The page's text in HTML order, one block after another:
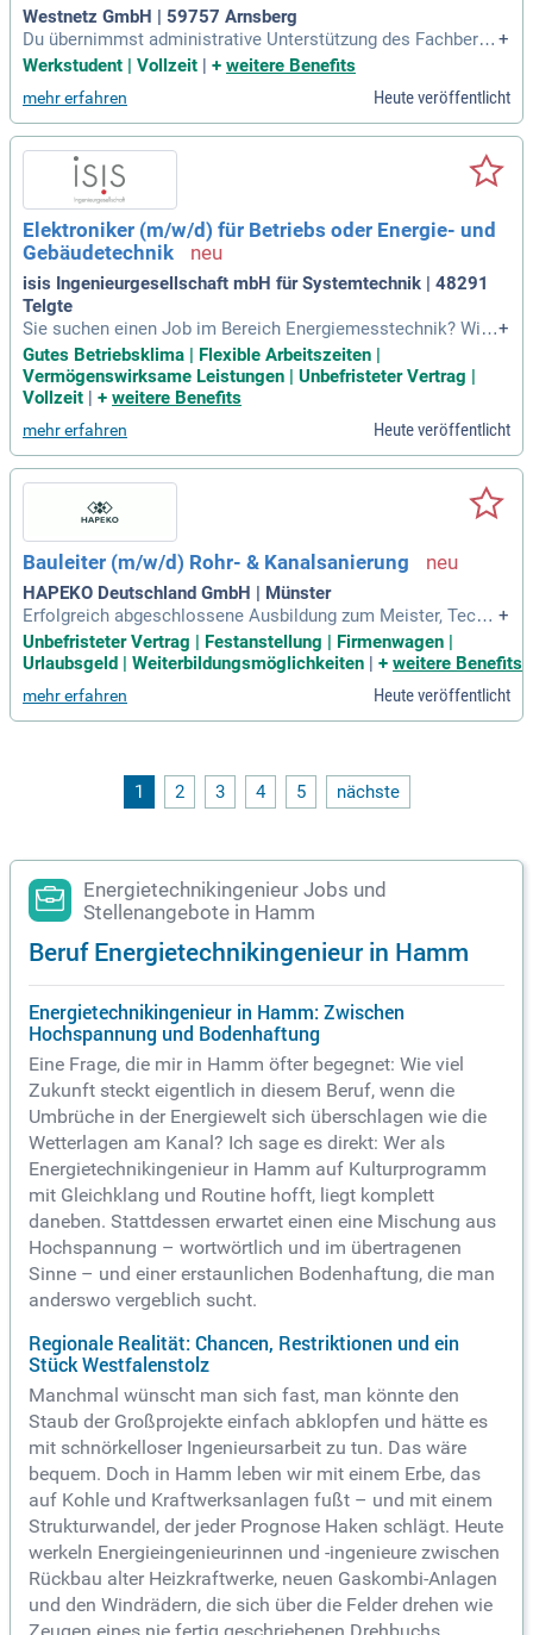
Westnetz GmbH | 59757 Arnsberg
Du übernimmst administrative Unterstützung des Fachberei
chs bei den täglich anfallenden Aufgaben: Du bist eingeschr
ungstechnik, Wirtschafts- / Rechts- oder Ingenieurswissens
chaften oder einer vergleichbaren
+
Werkstudent | Vollzeit | + weitere Benefits
mehr erfahren Heute veröffentlicht
Elektroniker (m/w/d) für Betriebs oder Energie- und
Gebäudetechnik
isis Ingenieurgesellschaft mbH für Systemtechnik | 48291
Telgte
Sie suchen einen Job im Bereich Energiemesstechnik? Wir
bieten Ihnen die Möglichkeit zur Installation und Inbetriebna
hme von innovativer Messtechnik sowie deren Integration i
n moderne Energiemanagementsysteme. Ihre Aufgaben umf
chen Gebäudeausstattung. Eine abgeschlossene Ausbildun
g in Elektrotechnik ist wünschenswert, Berufsanfänger sind
willkommen! Profitieren Sie von flexiblen Arbeitszeiten und
einer wertschätzenden Unternehmenskultur. Bei uns erhalte
n Sie einen unbefristeten Arbeitsvertrag und zahlreiche Mög
lichkeiten zur fachlichen Weiterentwicklung.
+
Gutes Betriebsklima | Flexible Arbeitszeiten |
Vermögenswirksame Leistungen | Unbefristeter Vertrag |
Vollzeit | + weitere Benefits
mehr erfahren Heute veröffentlicht
Bauleiter (m/w/d) Rohr- & Kanalsanierung
HAPEKO Deutschland GmbH | Münster
Erfolgreich abgeschlossene Ausbildung zum Meister, Techn
iker oder Bauingenieur (m/w/d) oder eine vergleichbare Qual
ifikation; Berufserfahrung als Bauleiter, Projektleiter oder Po
eitungsbau oder
+
Unbefristeter Vertrag | Festanstellung | Firmenwagen |
Urlaubsgeld | Weiterbildungsmöglichkeiten
+ weitere Benefits
mehr erfahren Heute veröffentlicht
1 2 3 4 5 nächste
Energietechnikingenieur Jobs und
Stellenangebote in Hamm
Beruf Energietechnikingenieur in Hamm
Energietechnikingenieur in Hamm: Zwischen
Hochspannung und Bodenhaftung
Eine Frage, die mir in Hamm öfter begegnet: Wie viel
Zukunft steckt eigentlich in diesem Beruf, wenn die
Umbrüche in der Energiewelt sich überschlagen wie die
Wetterlagen am Kanal? Ich sage es direkt: Wer als
Energietechnikingenieur in Hamm auf Kulturprogramm
mit Gleichklang und Routine hofft, liegt komplett
daneben. Stattdessen erwartet einen eine Mischung aus
Hochspannung – wortwörtlich und im übertragenen
Sinne – und einer erstaunlichen Bodenhaftung, die man
anderswo vergeblich sucht.
Regionale Realität: Chancen, Restriktionen und ein
Stück Westfalenstolz
Manchmal wünscht man sich fast, man könnte den
Staub der Großprojekte einfach abklopfen und hätte es
mit schnörkelloser Ingenieursarbeit zu tun. Das wäre
bequem. Doch in Hamm leben wir mit einem Erbe, das
auf Kohle und Kraftwerksanlagen fußt – und mit einem
Strukturwandel, der jeder Prognose Haken schlägt. Heute
werkeln Energieingenieurinnen und -ingenieure zwischen
Rückbau alter Heizkraftwerke, neuen Gaskombi-Anlagen
und den Windrädern, die sich über die Felder drehen wie